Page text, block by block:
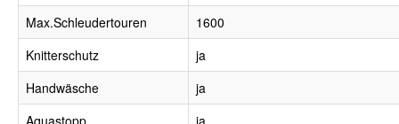
Max.Schleudertouren
1600
Knitterschutz
ja
Handwäsche
ja